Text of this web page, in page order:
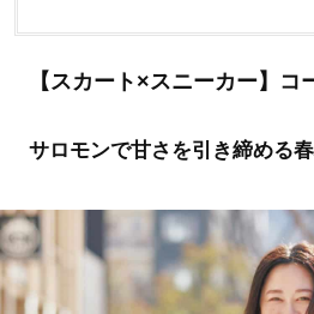
【スカート×スニーカー】コ
サロモンで甘さを引き締める